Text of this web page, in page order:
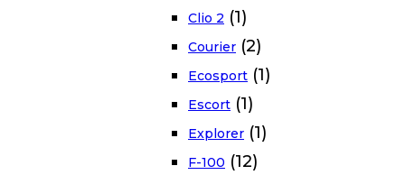
Clio 2 (1)
Courier (2)
Ecosport (1)
Escort (1)
Explorer (1)
F-100 (12)